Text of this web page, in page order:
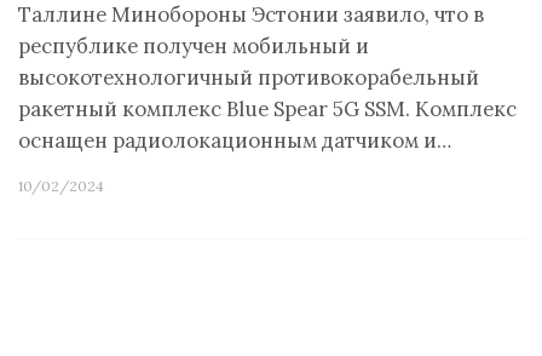
Таллине Минобороны Эстонии заявило, что в
республике получен мобильный и
высокотехнологичный противокорабельный
ракетный комплекс Blue Spear 5G SSM. Комплекс
оснащен радиолокационным датчиком и…
10/02/2024